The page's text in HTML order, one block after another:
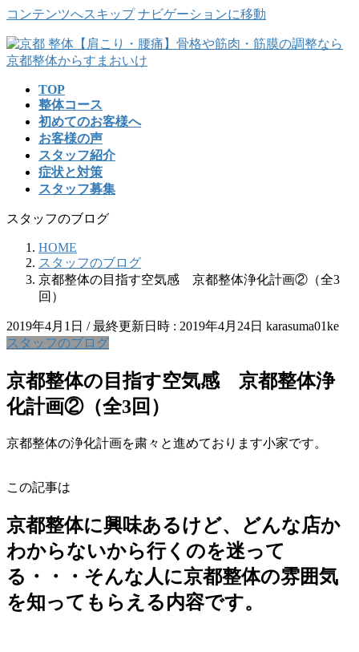
コンテンツへスキップ ナビゲーションに移動
TOP
整体コース
初めてのお客様へ
お客様の声
スタッフ紹介
症状と対策
スタッフ募集
スタッフのブログ
HOME
スタッフのブログ
京都整体の目指す空気感 京都整体浄化計画②（全3
回）
2019年4月1日 / 最終更新日時 : 2019年4月24日 karasuma01ke
スタッフのブログ
京都整体の目指す空気感 京都整体浄
化計画②（全3回）
京都整体の浄化計画を粛々と進めております小家です。
この記事は
京都整体に興味あるけど、どんな店か
わからないから行くのを迷って
る・・・そんな人に京都整体の雰囲気
を知ってもらえる内容です。